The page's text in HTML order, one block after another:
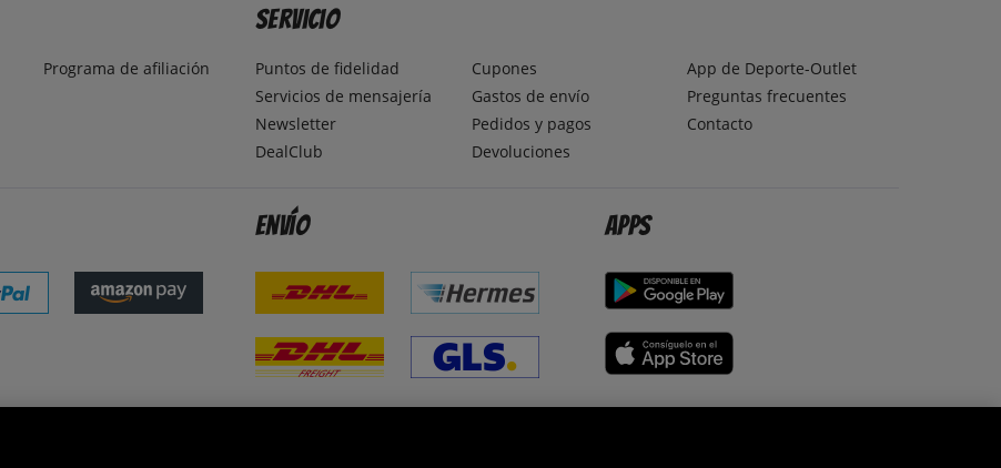
Programa de afiliación
Servicio
Puntos de fidelidad
Servicios de mensajería
Newsletter
DealClub
Cupones
Gastos de envío
Pedidos y pagos
Devoluciones
App de Deporte-Outlet
Preguntas frecuentes
Contacto
Envío Apps